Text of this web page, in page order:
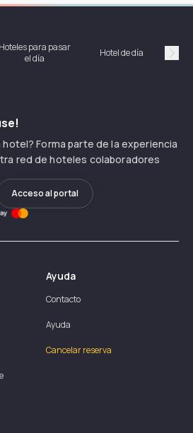
Hoteles para pasar
el día
Hotel de día
Forma parte de la experiencia
red de hoteles colaboradores
Acceso al portal
Ayuda
Contacto
Ayuda
Cancelar reserva